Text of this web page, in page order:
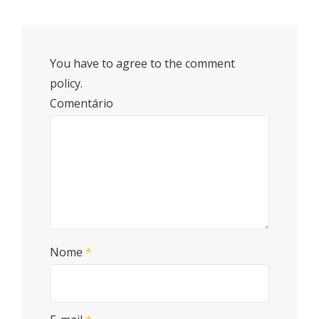
You have to agree to the comment
policy.
Comentário
Nome *